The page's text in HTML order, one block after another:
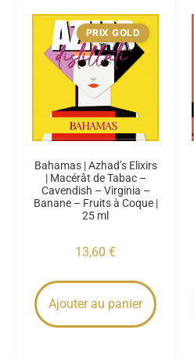
PRIX GOLD
Bahamas | Azhad’s Elixirs
| Macérât de Tabac –
Cavendish – Virginia –
Banane – Fruits à Coque |
25 ml
13,60 €
Ajouter au panier